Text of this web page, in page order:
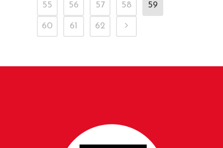
55 56 57 58 59
60 61 62